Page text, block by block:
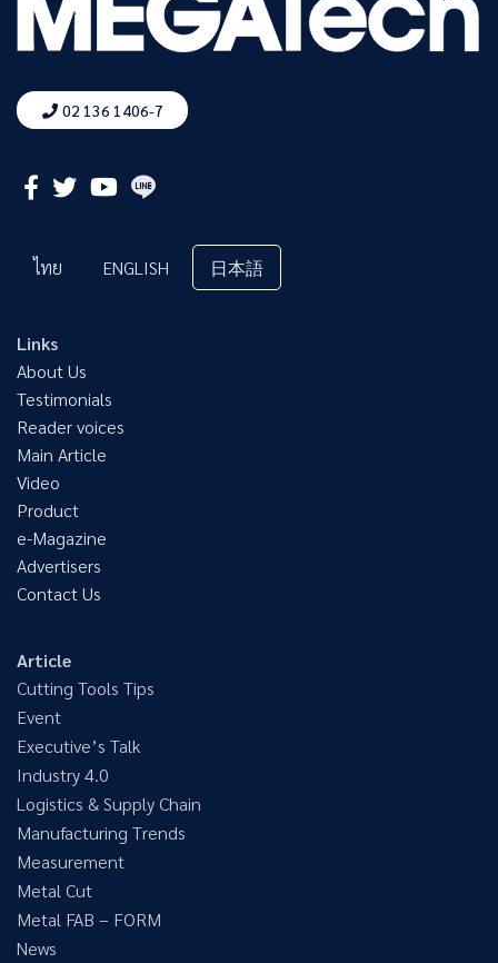
02 136 1406-7
ไทย ENGLISH 日本語
Links
About Us
Testimonials
Reader voices
Main Article
Video
Product
e-Magazine
Advertisers
Contact Us
Article
Cutting Tools Tips
Event
Executive’s Talk
Industry 4.0
Logistics & Supply Chain
Manufacturing Trends
Measurement
Metal Cut
Metal FAB – FORM
News